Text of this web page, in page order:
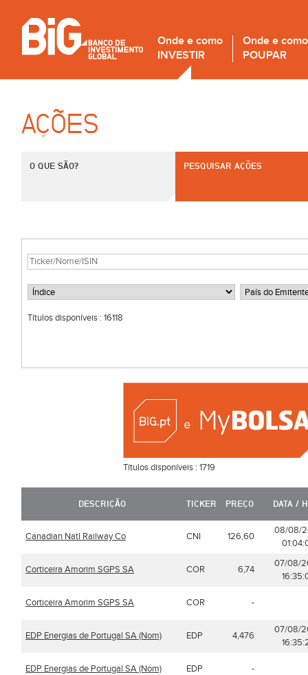
Onde e como
INVESTIR
Onde e como
POUPAR
AÇÕES
O QUE SÃO? PESQUISAR AÇÕES
Títulos disponíveis : 16118
Títulos disponíveis :1719
DESCRIÇÃO TICKER PREÇO DATA /
Canadian Natl Railway Co CNI 126,60
08/08/
Corticeira Amorim SGPS SA COR 6,74
07/08/
Corticeira Amorim SGPS SA COR -
EDP Energias de Portugal SA (Nom) EDP 4,476
07/08/
EDP Energias de Portugal SA (Nom) EDP -